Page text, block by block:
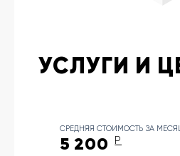
УСЛУГИ И
СРЕДНЯЯ СТОИМОСТЬ ЗА
5 200 Р